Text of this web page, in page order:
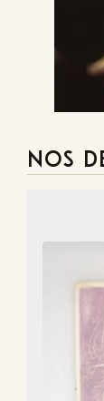
NOS